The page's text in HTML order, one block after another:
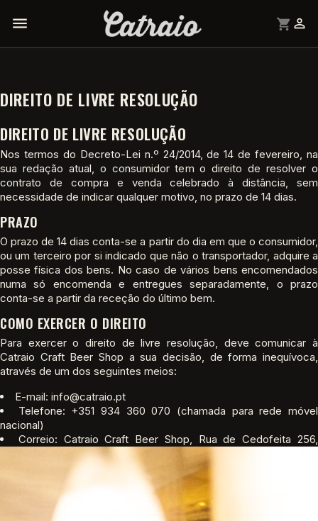
 shopping_cart 
DIREITO DE LIVRE RESOLUÇÃO
DIREITO DE LIVRE RESOLUÇÃO
Nos termos do Decreto-Lei n.º 24/2014, de 14 de fevereiro, na
sua redação atual, o consumidor tem o direito de resolver o
contrato de compra e venda celebrado à distância, sem
necessidade de indicar qualquer motivo, no prazo de 14 dias.
PRAZO
O prazo de 14 dias conta-se a partir do dia em que o consumidor,
ou um terceiro por si indicado que não o transportador, adquire a
posse física dos bens. No caso de vários bens encomendados
numa só encomenda e entregues separadamente, o prazo
conta-se a partir da receção do último bem.
COMO EXERCER O DIREITO
Para exercer o direito de livre resolução, deve comunicar à
Catraio Craft Beer Shop a sua decisão, de forma inequívoca,
através de um dos seguintes meios:
E-mail: info@catraio.pt
Telefone: +351 934 360 070 (chamada para rede móvel
nacional)
Correio: Catraio Craft Beer Shop, Rua de Cedofeita 256,
Pode utilizar o modelo de formulário de livre resolução disponível
no final desta página, embora a sua utilização não seja